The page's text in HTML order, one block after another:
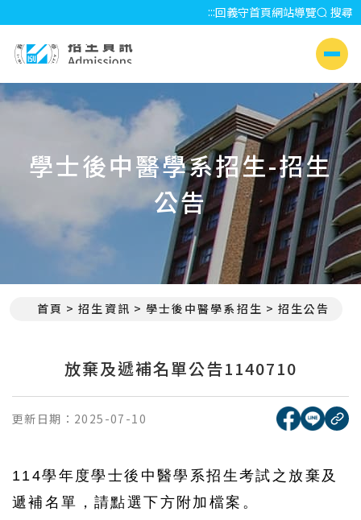
:::回義守首頁網站導覽 搜尋
側選單
學士後中醫學系招生-招生
公告
首頁 招生資訊 學士後中醫學系招生 招生公告
放棄及遞補名單公告1140710
更新日期： 2025-07-10 [另開新
[另開
複
114學年度學士後中醫學系招生考試之放棄及
遞補名單，請點選下方附加檔案。